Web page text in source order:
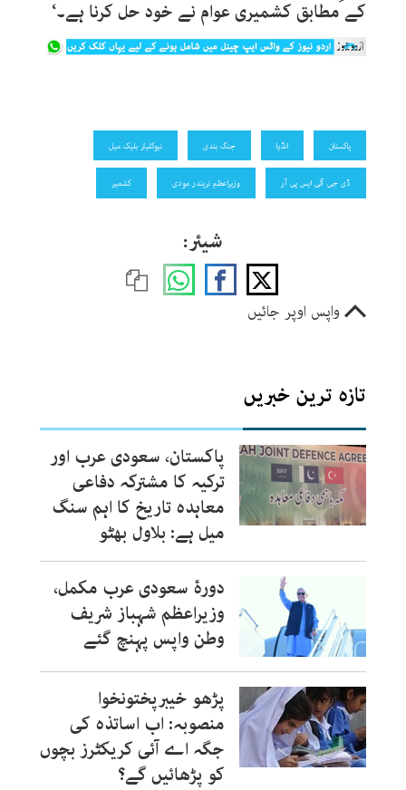
کے مطابق کشمیری عوام نے خود حل کرنا ہے۔‘
پاکستان انڈیا جنگ بندی نیوکلیئر بلیک میل
ڈی جی آئی ایس پی آر وزیراعظم نریندر مودی کشمیر
شیئر:
واپس اوپر جائیں
تازہ ترین خبریں
پاکستان، سعودی عرب اور
ترکیہ کا مشترکہ دفاعی
معاہدہ تاریخ کا اہم سنگ
میل ہے: بلاول بھٹو
دورۂ سعودی عرب مکمل،
وزیراعظم شہباز شریف
وطن واپس پہنچ گئے
پڑھو خیبرپختونخوا
منصوبہ: اب اساتذہ کی
جگہ اے آئی کریکٹرز بچوں
کو پڑھائیں گے؟